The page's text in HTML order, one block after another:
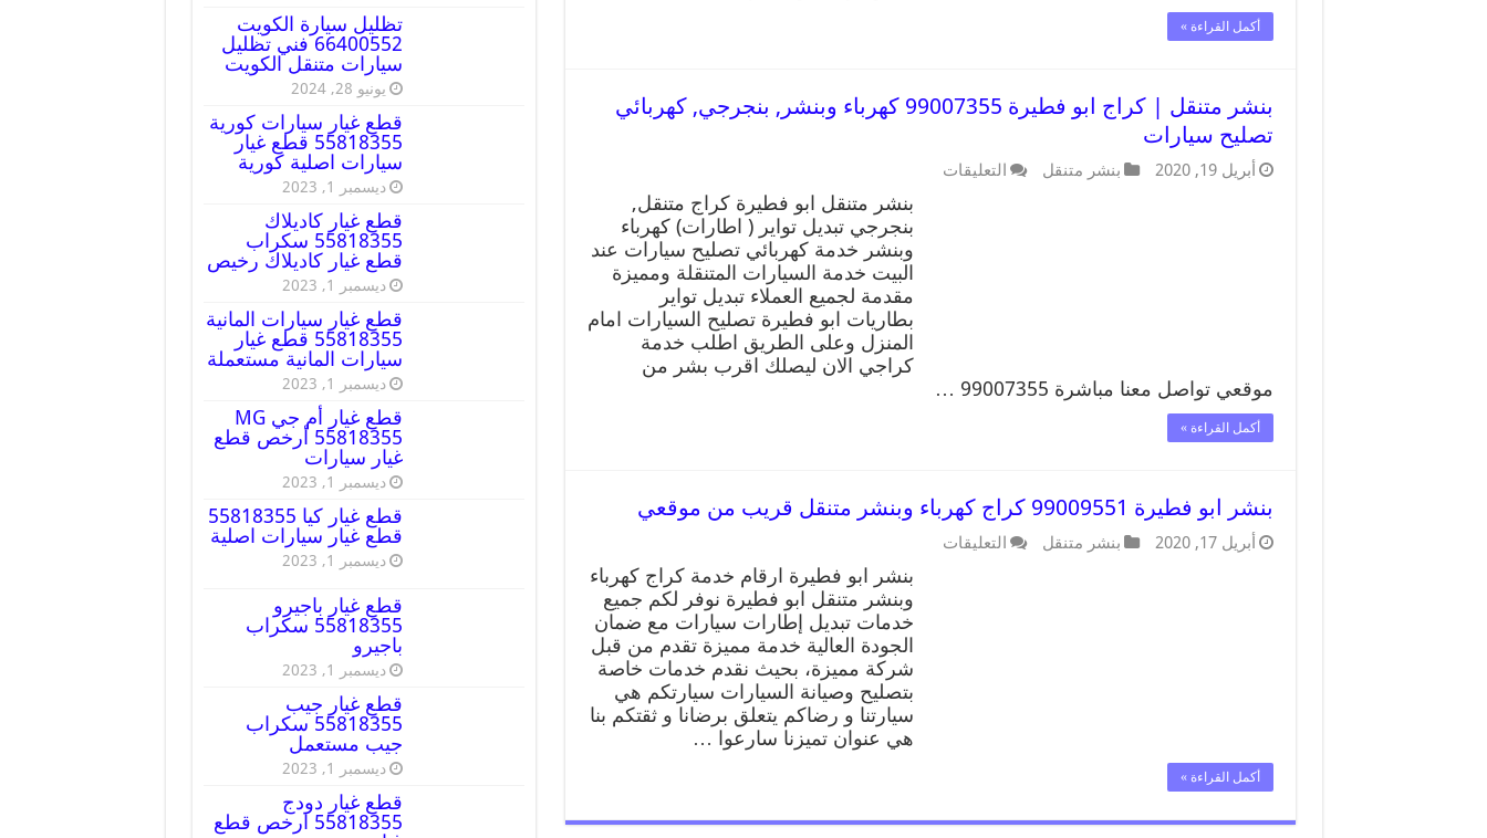
أكمل القراءة »
بنشر متنقل | كراج ابو فطيرة 99007355 كهرباء وبنشر, بنجرجي, كهربائي
تصليح سيارات
أبريل 19, 2020 بنشر متنقل التعليقات
بنشر متنقل ابو فطيرة كراج متنقل,
بنجرجي تبديل تواير ( اطارات) كهرباء
وبنشر خدمة كهربائي تصليح سيارات عند
البيت خدمة السيارات المتنقلة ومميزة
مقدمة لجميع العملاء تبديل تواير
بطاريات ابو فطيرة تصليح السيارات امام
المنزل وعلى الطريق اطلب خدمة
كراجي الان ليصلك اقرب بشر من
موقعي تواصل معنا مباشرة 99007355 …
أكمل القراءة »
بنشر ابو فطيرة 99009551 كراج كهرباء وبنشر متنقل قريب من موقعي
أبريل 17, 2020 بنشر متنقل التعليقات
بنشر ابو فطيرة ارقام خدمة كراج كهرباء
وبنشر متنقل ابو فطيرة نوفر لكم جميع
خدمات تبديل إطارات سيارات مع ضمان
الجودة العالية خدمة مميزة تقدم من قبل
شركة مميزة، بحيث نقدم خدمات خاصة
بتصليح وصيانة السيارات سيارتكم هي
سيارتنا و رضاكم يتعلق برضانا و ثقتكم بنا
هي عنوان تميزنا سارعوا …
أكمل القراءة »
تظليل سيارة الكويت
66400552 فني تظليل
سيارات متنقل الكويت
يونيو 28, 2024
قطع غيار سيارات كورية
55818355 قطع غيار
سيارات اصلية كورية
ديسمبر 1, 2023
قطع غيار كاديلاك
55818355 سكراب
قطع غيار كاديلاك رخيص
ديسمبر 1, 2023
قطع غيار سيارات المانية
55818355 قطع غيار
سيارات المانية مستعملة
ديسمبر 1, 2023
قطع غيار أم جي MG
55818355 أرخص قطع
غيار سيارات
ديسمبر 1, 2023
قطع غيار كيا 55818355
قطع غيار سيارات اصلية
ديسمبر 1, 2023
قطع غيار باجيرو
55818355 سكراب
باجيرو
ديسمبر 1, 2023
قطع غيار جيب
55818355 سكراب
جيب مستعمل
ديسمبر 1, 2023
قطع غيار دودج
55818355 ارخص قطع